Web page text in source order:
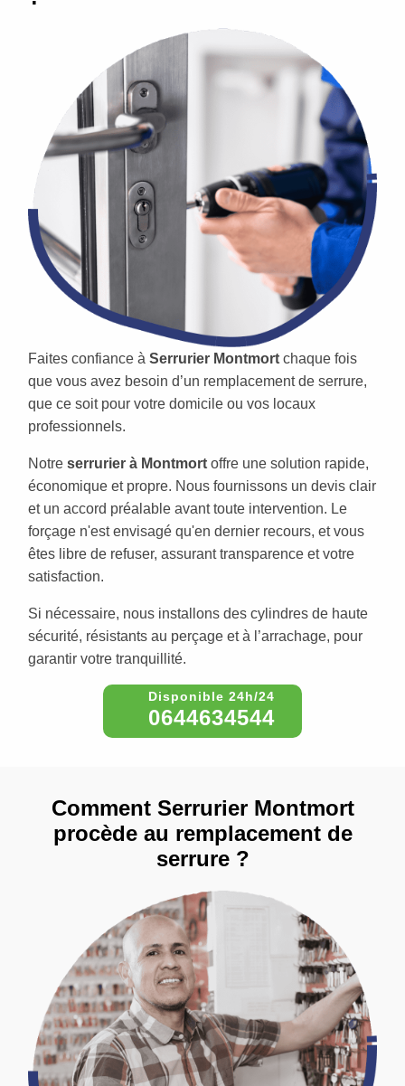
Faites confiance à Serrurier Montmort chaque fois
que vous avez besoin d’un remplacement de serrure,
que ce soit pour votre domicile ou vos locaux
professionnels.
Notre serrurier à Montmort offre une solution rapide,
économique et propre. Nous fournissons un devis clair
et un accord préalable avant toute intervention. Le
forçage n'est envisagé qu'en dernier recours, et vous
êtes libre de refuser, assurant transparence et votre
satisfaction.
Si nécessaire, nous installons des cylindres de haute
sécurité, résistants au perçage et à l’arrachage, pour
garantir votre tranquillité.
0644634544
Comment Serrurier Montmort
procède au remplacement de
serrure ?